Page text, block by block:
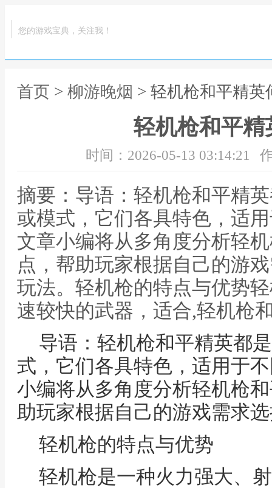
您的游戏宝典，关注我！
首页 > 柳游晚烟 > 轻机枪和平精英
轻机枪和平精
时间：2026-05-13 03:14:21
摘要：导语：轻机枪和平精
或模式，它们各具特色，适
文章小编将从多角度分析轻
点，帮助玩家根据自己的游
玩法。轻机枪的特点与优势
速较快的武器，适合,轻机枪
导语：轻机枪和平精英都
式，它们各具特色，适用于
小编将从多角度分析轻机枪
助玩家根据自己的游戏需求
轻机枪的特点与优势
轻机枪是一种火力强大、